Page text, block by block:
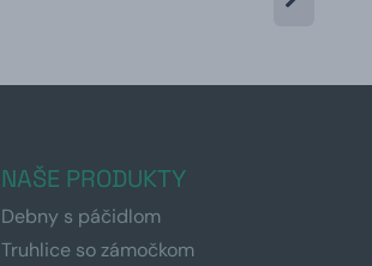
NAŠE PRODUKTY
Debny s páčidlom
Truhlice so zámočkom